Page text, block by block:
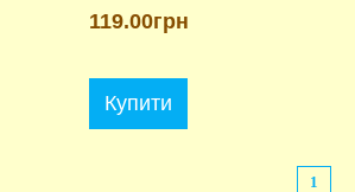
119.00грн
Купити
1